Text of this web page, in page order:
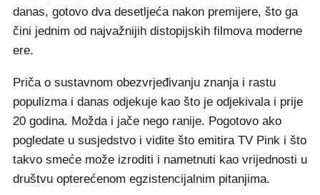
danas, gotovo dva desetljeća nakon premijere, što ga
čini jednim od najvažnijih distopijskih filmova moderne
ere.
Priča o sustavnom obezvrjeđivanju znanja i rastu
populizma i danas odjekuje kao što je odjekivala i prije
20 godina. Možda i jače nego ranije. Pogotovo ako
pogledate u susjedstvo i vidite što emitira TV Pink i što
takvo smeće može izroditi i nametnuti kao vrijednosti u
društvu opterećenom egzistencijalnim pitanjima.